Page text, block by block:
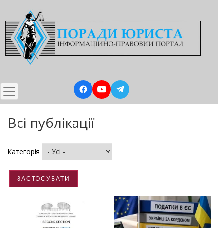
до
основного
вмісту
Всі публікації
Категорія